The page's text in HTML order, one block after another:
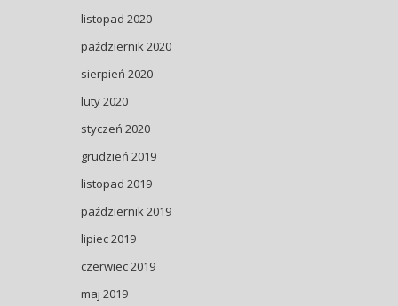
listopad 2020
październik 2020
sierpień 2020
luty 2020
styczeń 2020
grudzień 2019
listopad 2019
październik 2019
lipiec 2019
czerwiec 2019
maj 2019